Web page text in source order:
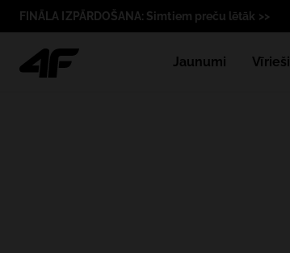
FINĀLA IZPĀRDOŠANA: Simtiem preču lētāk >>
Jaunumi Vīrieši